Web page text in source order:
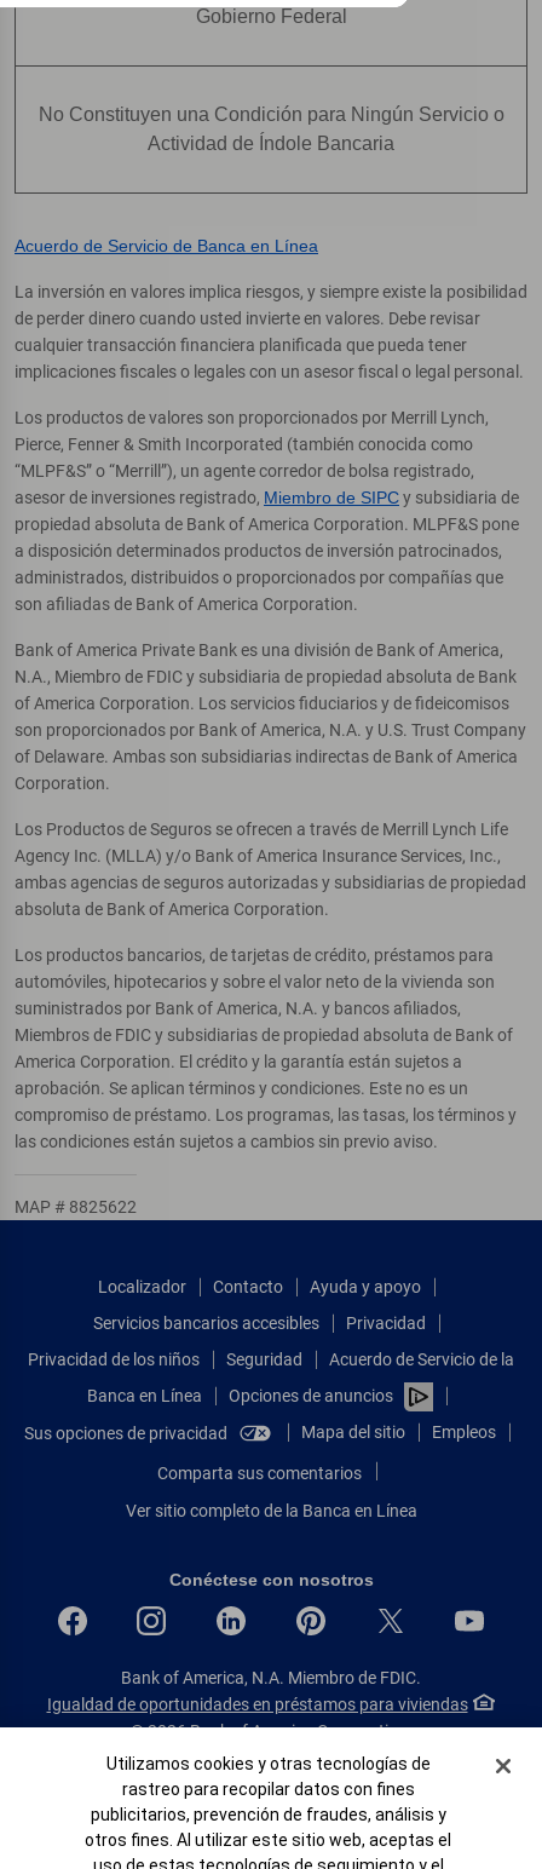
Gobierno Federal
No Constituyen una Condición para Ningún Servicio o
Actividad de Índole Bancaria
Acuerdo de Servicio de Banca en Línea
La inversión en valores implica riesgos, y siempre existe la posibilidad
de perder dinero cuando usted invierte en valores. Debe revisar
cualquier transacción financiera planificada que pueda tener
implicaciones fiscales o legales con un asesor fiscal o legal personal.
Los productos de valores son proporcionados por Merrill Lynch,
Pierce, Fenner & Smith Incorporated (también conocida como
“MLPF&S” o “Merrill”), un agente corredor de bolsa registrado,
asesor de inversiones registrado, Miembro de SIPCy subsidiaria de
propiedad absoluta de Bank of America Corporation. MLPF&S pone
a disposición determinados productos de inversión patrocinados,
administrados, distribuidos o proporcionados por compañías que
son afiliadas de Bank of America Corporation.
Bank of America Private Bank es una división de Bank of America,
N.A., Miembro de FDIC y subsidiaria de propiedad absoluta de Bank
of America Corporation. Los servicios fiduciarios y de fideicomisos
son proporcionados por Bank of America, N.A. y U.S. Trust Company
of Delaware. Ambas son subsidiarias indirectas de Bank of America
Corporation.
Los Productos de Seguros se ofrecen a través de Merrill Lynch Life
Agency Inc. (MLLA) y/o Bank of America Insurance Services, Inc.,
ambas agencias de seguros autorizadas y subsidiarias de propiedad
absoluta de Bank of America Corporation.
Los productos bancarios, de tarjetas de crédito, préstamos para
automóviles, hipotecarios y sobre el valor neto de la vivienda son
suministrados por Bank of America, N.A. y bancos afiliados,
Miembros de FDIC y subsidiarias de propiedad absoluta de Bank of
America Corporation. El crédito y la garantía están sujetos a
aprobación. Se aplican términos y condiciones. Este no es un
compromiso de préstamo. Los programas, las tasas, los términos y
las condiciones están sujetos a cambios sin previo aviso.
MAP # 8825622
Localizador Contacto
Ayuda y apoyo
Servicios bancarios accesibles
Privacidad
Privacidad de los niños
Seguridad
Acuerdo de Servicio de la
Banca en Línea
Opciones de anuncios
Sus opciones de privacidad
Mapa del sitio Empleos
Comparta sus comentarios
Ver sitio completo de la Banca en Línea
Conéctese con nosotros
Bank of America, N.A. Miembro de FDIC.
Igualdad de oportunidades en préstamos para viviendas
© 2026 Bank of America Corporation.
Todos Los Derechos Reservados.
Patente: patents.bankofamerica.com
Banner de Cookies
Utilizamos cookies y otras tecnologías de
rastreo para recopilar datos con fines
publicitarios, prevención de fraudes, análisis y
otros fines. Al utilizar este sitio web, aceptas el